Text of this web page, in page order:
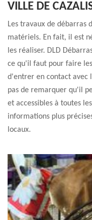
VILLE DE
Les travaux de débarras
matériels. En fait, il est
les réaliser. DLD
ce qu'il faut pour faire
d'entrer en contact avec
pas de remarquer qu'il
et accessibles à toutes
informations plus
locaux.